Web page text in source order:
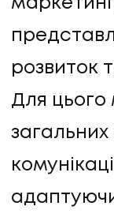
розвиток
Для
загальних
адаптуючи